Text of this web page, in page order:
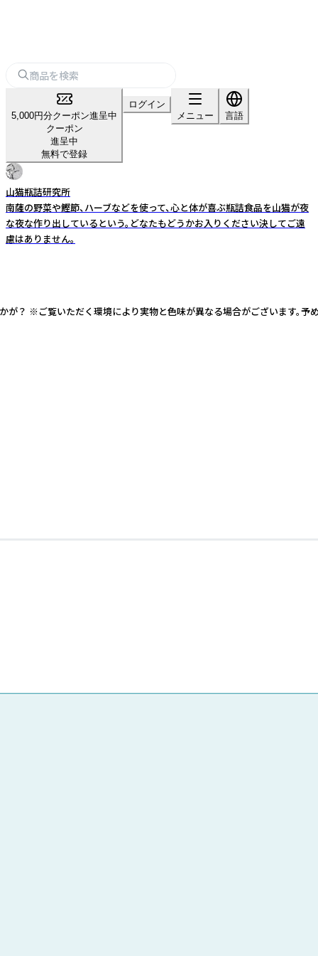
5,000円分クーポン進呈中
クーポン
進呈中
無料で登録
ログイン
メニュー
言語
山猫瓶詰研究所
南薩の野菜や鰹節、ハーブなどを使って、心と体が喜ぶ瓶詰食品を山猫が夜
な夜な作り出しているという。どなたもどうかお入りください決してご遠
慮はありません。
が？ ※ご覧いただく環境により実物と色味が異なる場合がございます。予